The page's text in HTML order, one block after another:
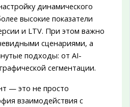
динамического
высокие показатели
и LTV. При этом важно
сценариями, а
подходы: от AI-
сегментации.
— это не просто
взаимодействия с